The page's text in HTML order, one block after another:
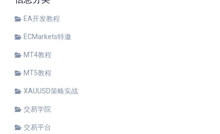
EA开发教程
ECMarkets特邀
MT4教程
MT5教程
XAUUSD策略实战
交易学院
交易平台